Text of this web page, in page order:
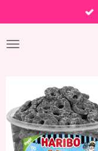
Hauptinhalt
springen